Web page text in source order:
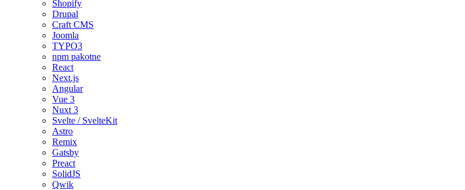
Shopify
Drupal
Craft CMS
Joomla
TYPO3
npm pakotne
React
Next.js
Angular
Vue 3
Nuxt 3
Svelte / SvelteKit
Astro
Remix
Gatsby
Preact
SolidJS
Qwik